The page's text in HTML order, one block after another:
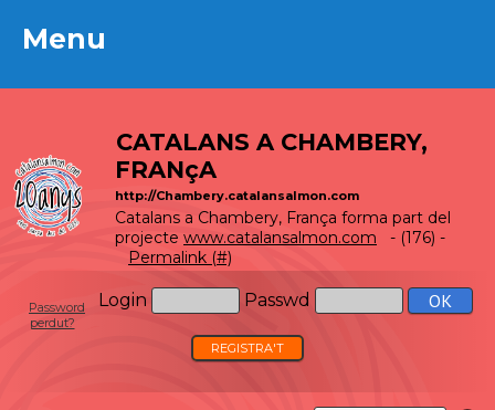
Menu
CATALANS A CHAMBERY,
FRANçA
http://Chambery.catalansalmon.com
Catalans a Chambery, França forma part del
projecte www.catalansalmon.com - (176) -
Permalink (#)
Login Passwd
Password
perdut?
REGISTRA'T
Menu